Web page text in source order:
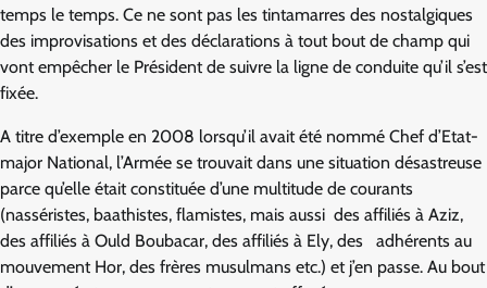
temps le temps. Ce ne sont pas les tintamarres des nostalgiques
des improvisations et des déclarations à tout bout de champ qui
vont empêcher le Président de suivre la ligne de conduite qu’il s’est
fixée.
A titre d’exemple en 2008 lorsqu’il avait été nommé Chef d’Etat-
major National, l’Armée se trouvait dans une situation désastreuse
parce qu’elle était constituée d’une multitude de courants
(nasséristes, baathistes, flamistes, mais aussi des affiliés à Aziz,
des affiliés à Ould Boubacar, des affiliés à Ely, des adhérents au
mouvement Hor, des frères musulmans etc.) et j’en passe. Au bout